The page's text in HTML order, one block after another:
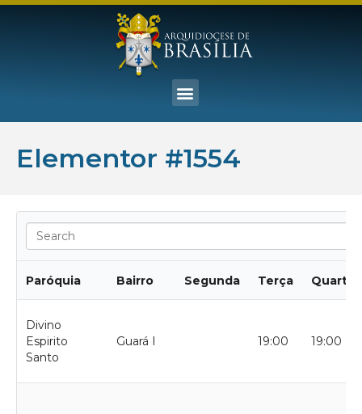
Elementor #1554
Paróquia Bairro Segunda Terça Quarta
Divino
Espirito
Santo
Guará I 19:00 19:00